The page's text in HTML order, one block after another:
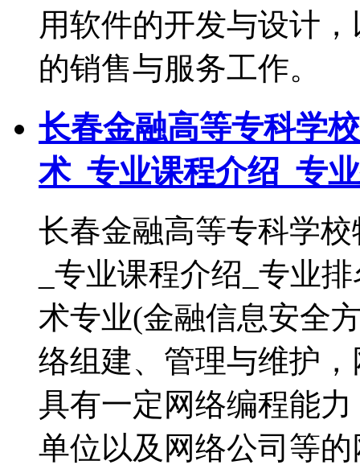
用软件的开发与设计
的销售与服务工作。
长春金融高等专科学
术_专业课程介绍_专
长春金融高等专科学
_专业课程介绍_专
术专业(金融信息安
络组建、管理与维护
具有一定网络编程能
单位以及网络公司等